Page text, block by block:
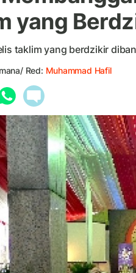
yang
taklim yang berdzikir
Red: Muhammad Hafil